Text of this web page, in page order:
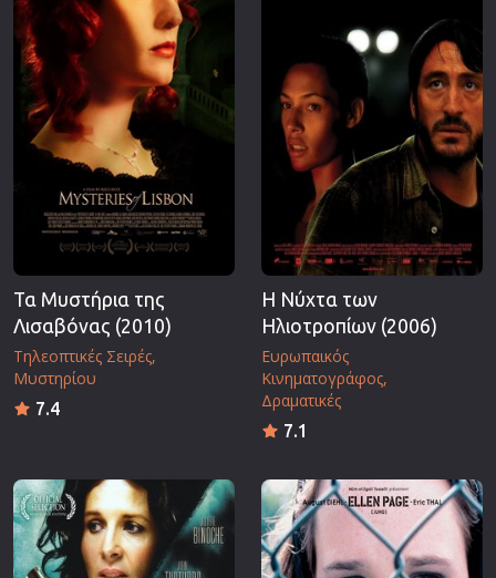
Τα Μυστήρια της
Λισαβόνας (2010)
Τηλεοπτικές Σειρές
Μυστηρίου
7.4
Η Νύχτα των
Ηλιοτροπίων (2006)
Ευρωπαικός
Κινηματογράφος
Δραματικές
7.1